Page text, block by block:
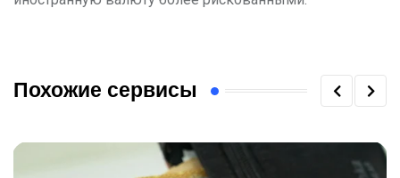
Похожие сервисы